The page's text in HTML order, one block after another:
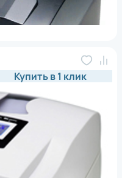
Купить в 1 клик